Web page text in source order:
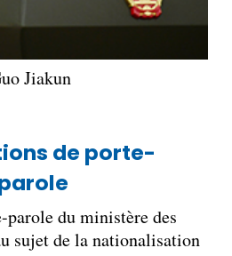
Jiakun
de porte-
du ministère des
sujet de la nationalisation